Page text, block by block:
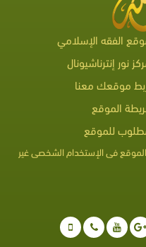
الفقه الإسلامي
نور إنترناشيونال
موقعك معنا
الموقع
للموقع
فى الإستخدام الشخصى غير